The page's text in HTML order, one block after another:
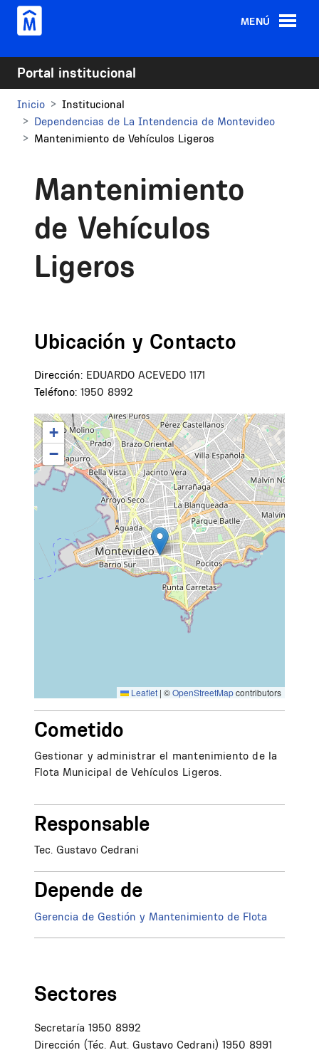
Pasar al contenido principal
MENÚ
Portal institucional
Inicio
Institucional
Dependencias de La Intendencia de Montevideo
Mantenimiento de Vehículos Ligeros
Mantenimiento
de Vehículos
Ligeros
Ubicación y Contacto
Dirección: EDUARDO ACEVEDO 1171
Teléfono: 1950 8992
+
−
Leaflet | ©OpenStreetMapcontributors
Cometido
Gestionar y administrar el mantenimiento de la
Flota Municipal de Vehículos Ligeros.
Responsable
Tec. Gustavo Cedrani
Depende de
Gerencia de Gestión y Mantenimiento de Flota
Sectores
Secretaría 1950 8992
Dirección (Téc. Aut. Gustavo Cedrani) 1950 8991